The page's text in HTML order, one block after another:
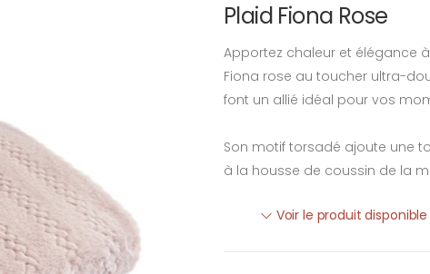
Plaid Fiona Rose
Apportez chaleur et élégance
Fiona rose au toucher ultra-
font un allié idéal pour vos
Son motif torsadé ajoute une
à la housse de coussin de la
Voir le produit disponible